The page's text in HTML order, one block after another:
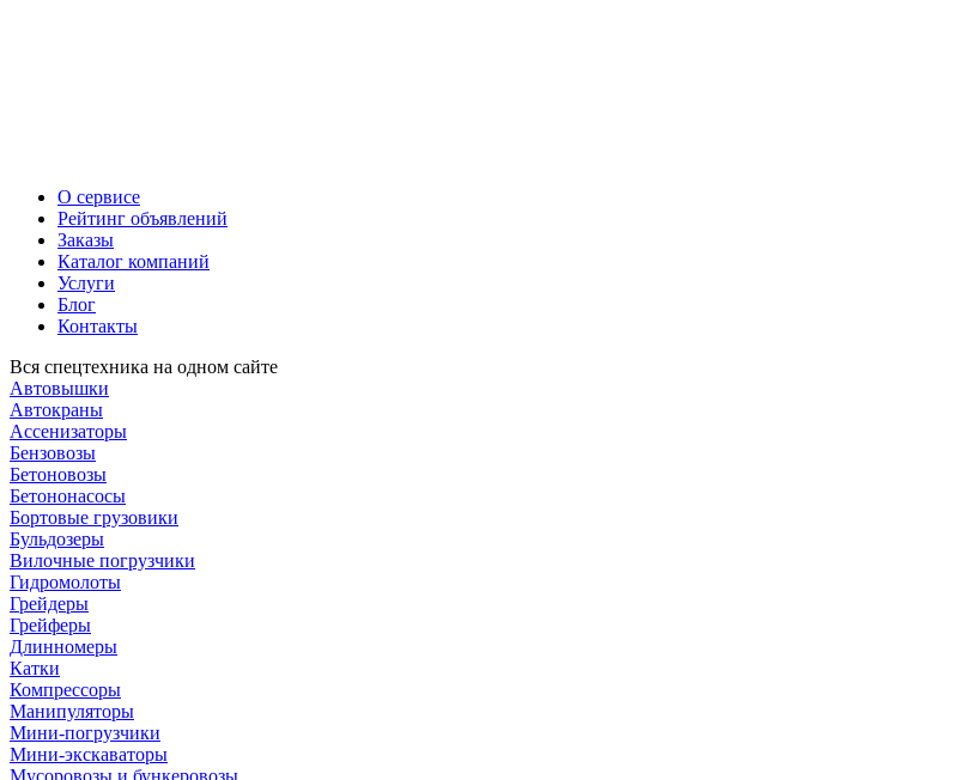
О сервисе
Рейтинг объявлений
Заказы
Каталог компаний
Услуги
Блог
Контакты
Вся спецтехника на одном сайте
Автовышки
Автокраны
Ассенизаторы
Бензовозы
Бетоновозы
Бетононасосы
Бортовые грузовики
Бульдозеры
Вилочные погрузчики
Гидромолоты
Грейдеры
Грейферы
Длинномеры
Катки
Компрессоры
Манипуляторы
Мини-погрузчики
Мини-экскаваторы
Мусоровозы и бункеровозы